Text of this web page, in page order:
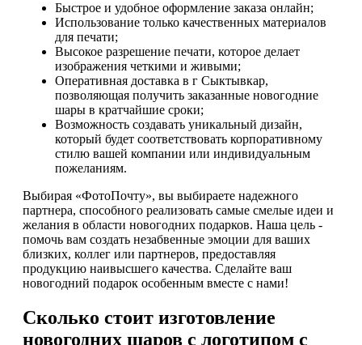
Быстрое и удобное оформление заказа онлайн;
Использование только качественных материалов
для печати;
Высокое разрешение печати, которое делает
изображения четкими и живыми;
Оперативная доставка в г Сыктывкар,
позволяющая получить заказанные новогодние
шары в кратчайшие сроки;
Возможность создавать уникальный дизайн,
который будет соответствовать корпоративному
стилю вашей компании или индивидуальным
пожеланиям.
Выбирая «ФотоПочту», вы выбираете надежного
партнера, способного реализовать самые смелые идеи и
желания в области новогодних подарков. Наша цель -
помочь вам создать незабвенные эмоции для ваших
близких, коллег или партнеров, предоставляя
продукцию наивысшего качества. Сделайте ваш
новогодний подарок особенным вместе с нами!
Сколько стоит изготовление
новогодних шаров с логотипом с